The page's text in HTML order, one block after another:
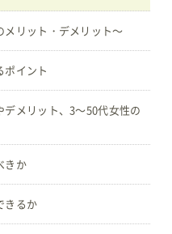
リット・デメリット～
ポイント
メリット、3～50代女性の
きか
きるか